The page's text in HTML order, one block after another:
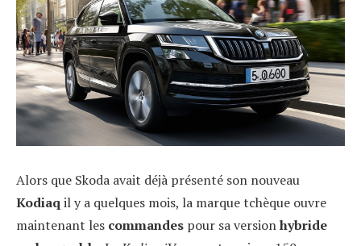
Alors que Skoda avait déjà présenté son nouveau
Kodiaq il y a quelques mois, la marque tchèque ouvre
maintenant les commandes pour sa versionhybride